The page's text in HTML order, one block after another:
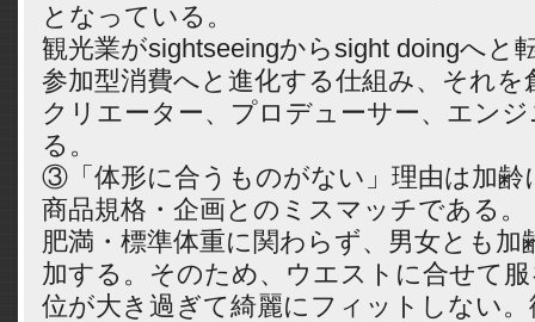
となっている。
観光業がsightseeingからsight doingへと
参加型消費へと進化する仕組み、それ
クリエーター、プロデューサー、エン
る。
③「体形に合うものがない」理由は加齢
商品規格・企画とのミスマッチである。
肥満・標準体重に関わらず、男女とも加
加する。そのため、ウエストに合せて
位が大き過ぎて綺麗にフィットしない